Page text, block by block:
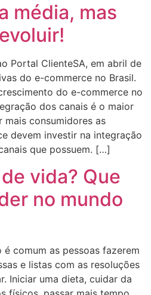
média, mas
Portal ClienteSA, em abril de
do e-commerce no Brasil.
do e-commerce no
dos canais é o maior
mais consumidores as
devem investir na integração
que possuem. […]
vida? Que
no mundo
comum as pessoas fazerem
e listas com as resoluções
Iniciar uma dieta, cuidar da